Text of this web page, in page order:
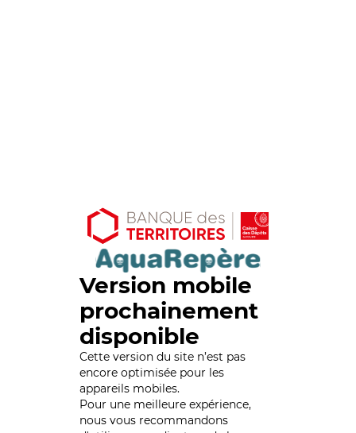
Version mobile
prochainement
disponible
Cette version du site n’est pas
encore optimisée pour les
appareils mobiles.
Pour une meilleure expérience,
nous vous recommandons